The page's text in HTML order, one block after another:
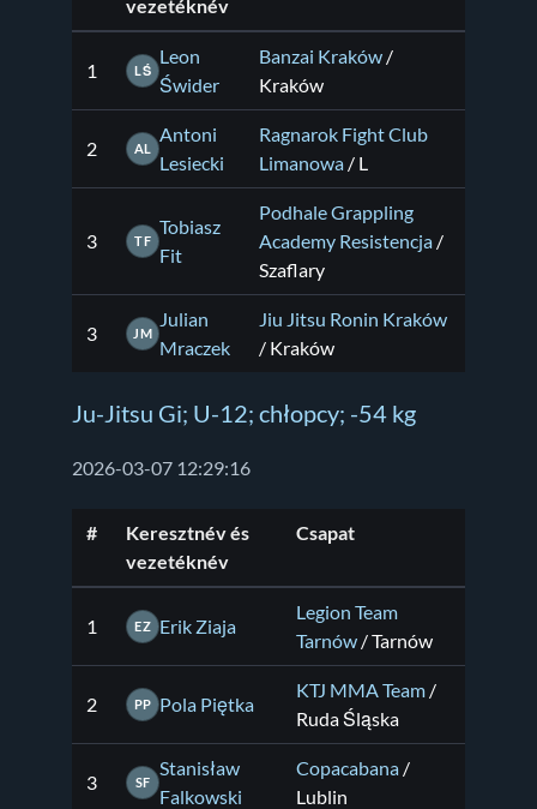
vezetéknév
1 LŚ
Leon
Świder
Banzai Kraków /
Kraków
2 AL
Antoni
Lesiecki
Ragnarok Fight Club
Limanowa / L
3 TF
Tobiasz
Fit
Podhale Grappling
Academy Resistencja /
Szaflary
3 JM
Julian
Mraczek
Jiu Jitsu Ronin Kraków
/ Kraków
Ju-Jitsu Gi; U-12; chłopcy; -54 kg
2026-03-07 12:29:16
#
Keresztnév és
vezetéknév
Csapat
1 EZ Erik Ziaja
Legion Team
Tarnów / Tarnów
2 PP Pola Piętka
KTJ MMA Team /
Ruda Śląska
3 SF
Stanisław
Falkowski
Copacabana /
Lublin